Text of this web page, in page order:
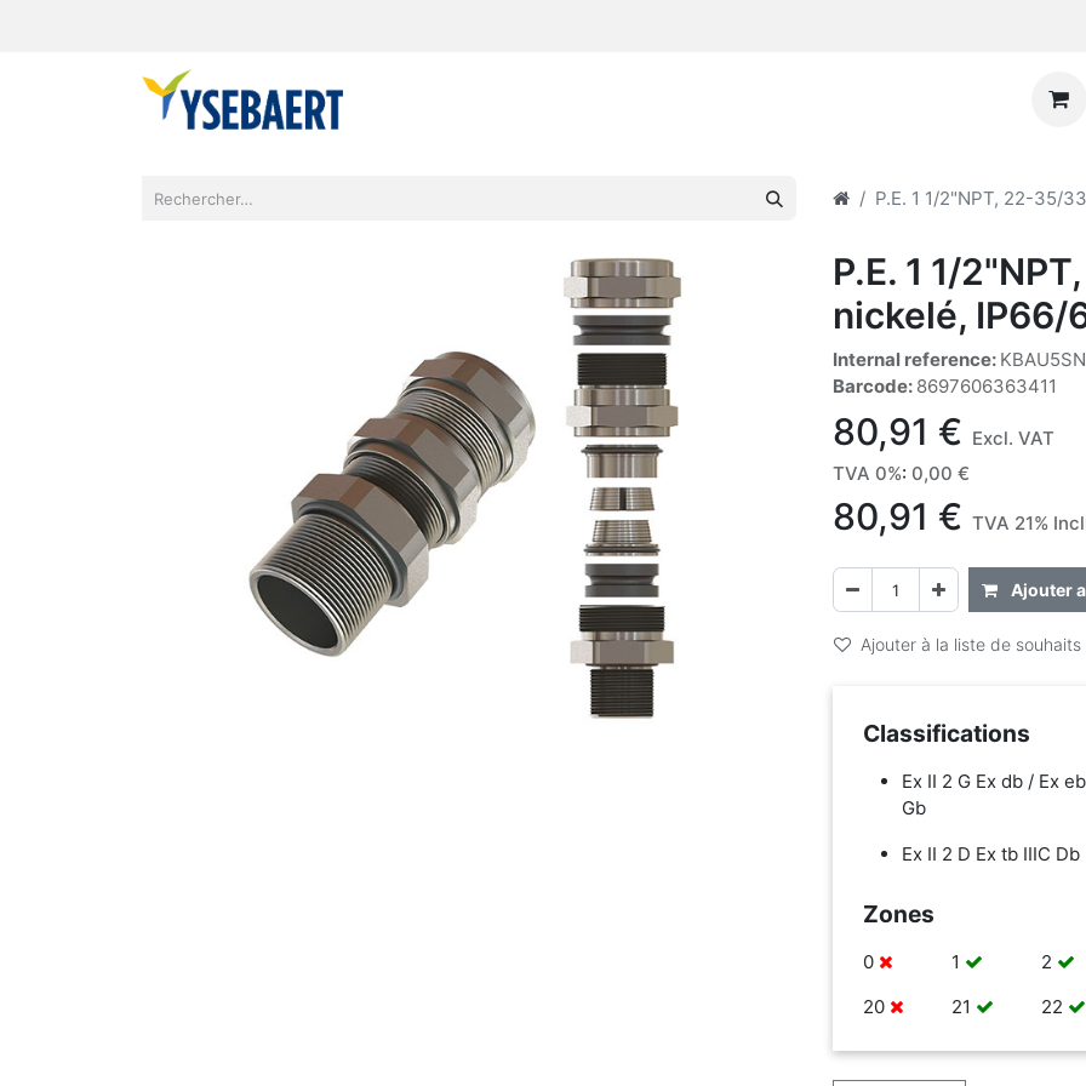
P.E. 1 1/2"NPT, 22-35/
P.E. 1 1/
nickelé, IP66/
Internal reference:
Barcode: 8697606363411
80,91 € Excl. VAT
TVA 0%: 0,00 €
80,91 € TVA 21%
Ajouter
Ajouter à la liste de souhaits
Classifications
Ex II 2 G Ex db / Ex
Gb
Ex II 2 D Ex tb IIIC Db
Zones
0 1
2
20
21 22